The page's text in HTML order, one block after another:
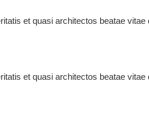
et quasi architectos beatae
et quasi architectos beatae